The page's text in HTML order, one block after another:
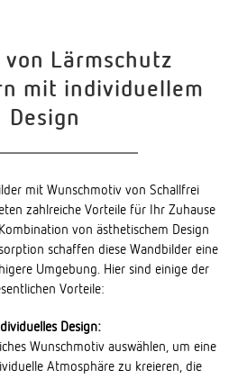
Lärmschutz
mit individuellem
Design
mit Wunschmotiv von Schallfrei
zahlreiche Vorteile für Ihr Zuhause
von ästhetischem Design
schaffen diese Wandbilder eine
Umgebung. Hier sind einige der
Vorteile:
Design:
Wunschmotiv auswählen, um eine
Atmosphäre zu kreieren, die